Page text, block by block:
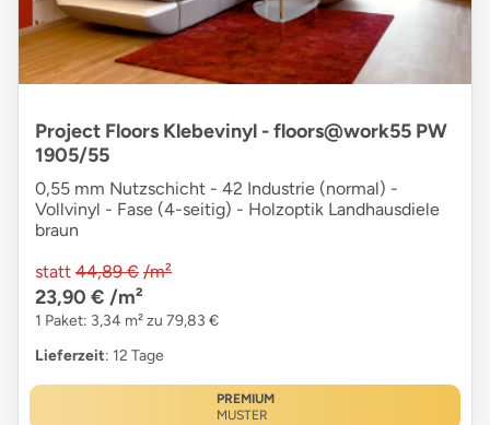
Project Floors Klebevinyl - floors@work55 PW
1905/55
0,55 mm Nutzschicht - 42 Industrie (normal) -
Vollvinyl - Fase (4-seitig) - Holzoptik Landhausdiele
braun
statt 44,89 € /m²
23,90 € /m²
1 Paket: 3,34 m² zu 79,83 €
Lieferzeit: 12 Tage
PREMIUM
MUSTER